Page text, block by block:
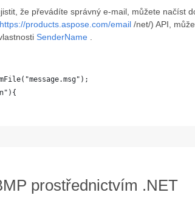
že převádíte správný e-mail, můžete
https://products.aspose.com/email /net/) API,
SenderName
prostřednictvím .NET